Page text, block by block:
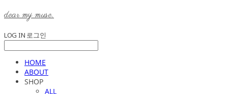
dear my muse.
LOG IN 로그인
HOME
ABOUT
SHOP
ALL